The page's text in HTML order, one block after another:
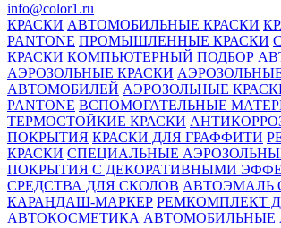
info@color1.ru
КРАСКИ АВТОМОБИЛЬНЫЕ КРАСКИ
PANTONE ПРОМЫШЛЕННЫЕ КРАСКИ
КРАСКИ КОМПЬЮТЕРНЫЙ ПОДБОР
АЭРОЗОЛЬНЫЕ КРАСКИ
АВТОМОБИЛЕЙ АЭРОЗОЛЬНЫЕ
PANTONE ВСПОМОГАТЕЛЬНЫЕ
ТЕРМОСТОЙКИЕ КРАСКИ
ПОКРЫТИЯ КРАСКИ ДЛЯ ГРАФФИТИ
КРАСКИ СПЕЦИАЛЬНЫЕ
ПОКРЫТИЯ С ДЕКОРАТИВНЫМИ
СРЕДСТВА ДЛЯ СКОЛОВ АВТОЭМАЛЬ
КАРАНДАШ-МАРКЕР РЕМКОМПЛЕКТ
АВТОКОСМЕТИКА АВТОМОБИЛЬНЫЕ